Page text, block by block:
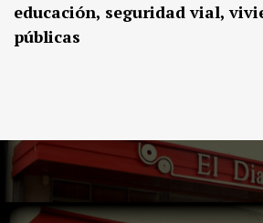
educación, seguridad vial,
públicas